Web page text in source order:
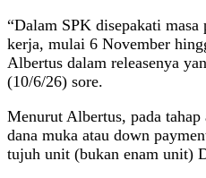
“Dalam SPK disepakati masa
kerja, mulai 6 November
Albertus dalam releasenya
(10/6/26) sore.
Menurut Albertus, pada
dana muka atau down
tujuh unit (bukan enam unit)